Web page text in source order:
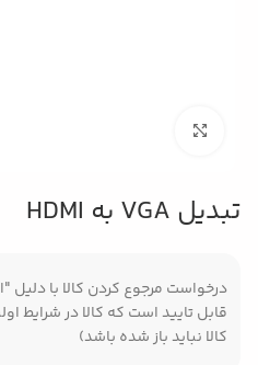
تبدیل VGA به HDMI
درخواست مرجوع کردن کالا با دلیل
قابل تایید است که کالا در شرایط
کالا نباید باز شده باشد)